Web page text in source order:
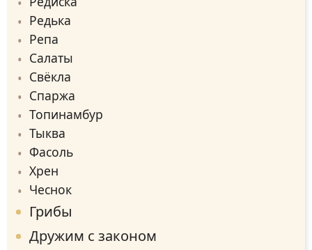
Редька
Репа
Салаты
Свёкла
Спаржа
Топинамбур
Тыква
Фасоль
Хрен
Чеснок
Грибы
Дружим с законом